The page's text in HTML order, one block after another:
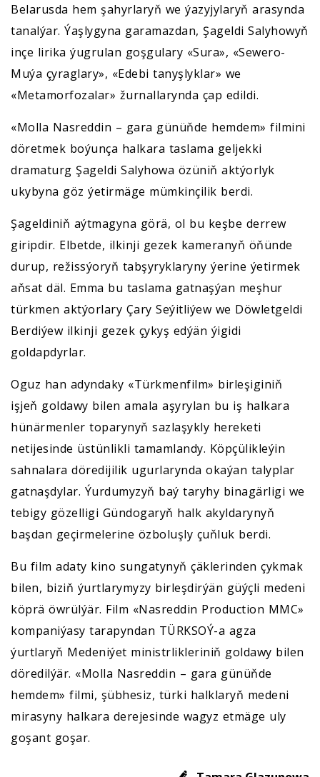
Belarusda hem şahyrlaryň we ýazyjylaryň arasynda
tanalýar. Ýaşlygyna garamazdan, Şageldi Salyhowyň
inçe lirika ýugrulan goşgulary «Sura», «Sewero-
Muýa çyraglary», «Edebi tanyşlyklar» we
«Metamorfozalar» žurnallarynda çap edildi.
«Molla Nasreddin – gara günüňde hemdem» filmini
döretmek boýunça halkara taslama geljekki
dramaturg Şageldi Salyhowa özüniň aktýorlyk
ukybyna göz ýetirmäge mümkinçilik berdi.
Şageldiniň aýtmagyna görä, ol bu keşbe derrew
giripdir. Elbetde, ilkinji gezek kameranyň öňünde
durup, režissýoryň tabşyryklaryny ýerine ýetirmek
aňsat däl. Emma bu taslama gatnaşýan meşhur
türkmen aktýorlary Çary Seýitliýew we Döwletgeldi
Berdiýew ilkinji gezek çykyş edýän ýigidi
goldapdyrlar.
Oguz han adyndaky «Türkmenfilm» birleşiginiň
işjeň goldawy bilen amala aşyrylan bu iş halkara
hünärmenler toparynyň sazlaşykly hereketi
netijesinde üstünlikli tamamlandy. Köpçülikleýin
sahnalara döredijilik ugurlarynda okaýan talyplar
gatnaşdylar. Ýurdumyzyň baý taryhy binagärligi we
tebigy gözelligi Gündogaryň halk akyldarynyň
başdan geçirmelerine özboluşly çuňluk berdi.
Bu film adaty kino sungatynyň çäklerinden çykmak
bilen, biziň ýurtlarymyzy birleşdirýän güýçli medeni
köprä öwrülýär. Film «Nasreddin Production MMC»
kompaniýasy tarapyndan TÜRKSOÝ-a agza
ýurtlaryň Medeniýet ministrlikleriniň goldawy bilen
döredilýär. «Molla Nasreddin – gara günüňde
hemdem» filmi, şübhesiz, türki halklaryň medeni
mirasyny halkara derejesinde wagyz etmäge uly
goşant goşar.